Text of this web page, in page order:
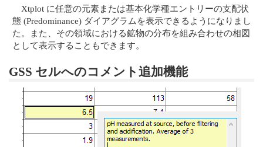
Xtplot に任意の元素または基本化学種エントリーの支配状
態 (Predominance) ダイアグラムを表示できるようになりまし
た。また、その領域における鉱物の分布を組み合わせの相図
として表示することもできます。
GSS セルへのコメント追加機能